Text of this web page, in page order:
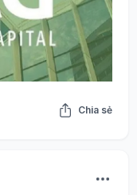
Chia sẻ